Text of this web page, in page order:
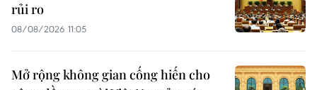
rủi ro
08/08/2026 11:05
Mở rộng không gian cống hiến cho